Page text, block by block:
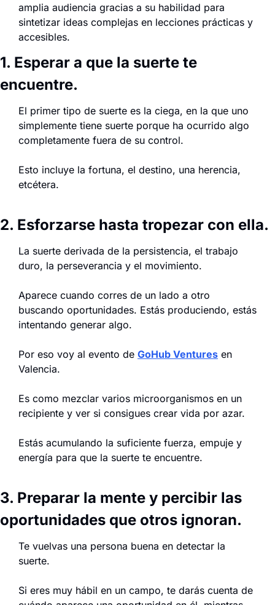
amplia audiencia gracias a su habilidad para
sintetizar ideas complejas en lecciones prácticas y
accesibles.
1. Esperar a que la suerte te
encuentre.
El primer tipo de suerte es la ciega, en la que uno
simplemente tiene suerte porque ha ocurrido algo
completamente fuera de su control.
Esto incluye la fortuna, el destino, una herencia,
etcétera.
2. Esforzarse hasta tropezar con ella.
La suerte derivada de la persistencia, el trabajo
duro, la perseverancia y el movimiento.
Aparece cuando corres de un lado a otro
buscando oportunidades. Estás produciendo, estás
intentando generar algo.
Por eso voy al evento de GoHub Ventures en
Valencia.
Es como mezclar varios microorganismos en un
recipiente y ver si consigues crear vida por azar.
Estás acumulando la suficiente fuerza, empuje y
energía para que la suerte te encuentre.
3. Preparar la mente y percibir las
oportunidades que otros ignoran.
Te vuelvas una persona buena en detectar la
suerte.
Si eres muy hábil en un campo, te darás cuenta de